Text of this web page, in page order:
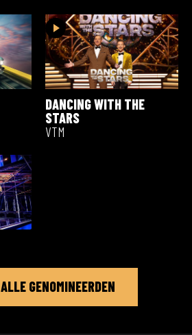
DANCING WITH THE
STARS
VTM
GENOMINEERDEN